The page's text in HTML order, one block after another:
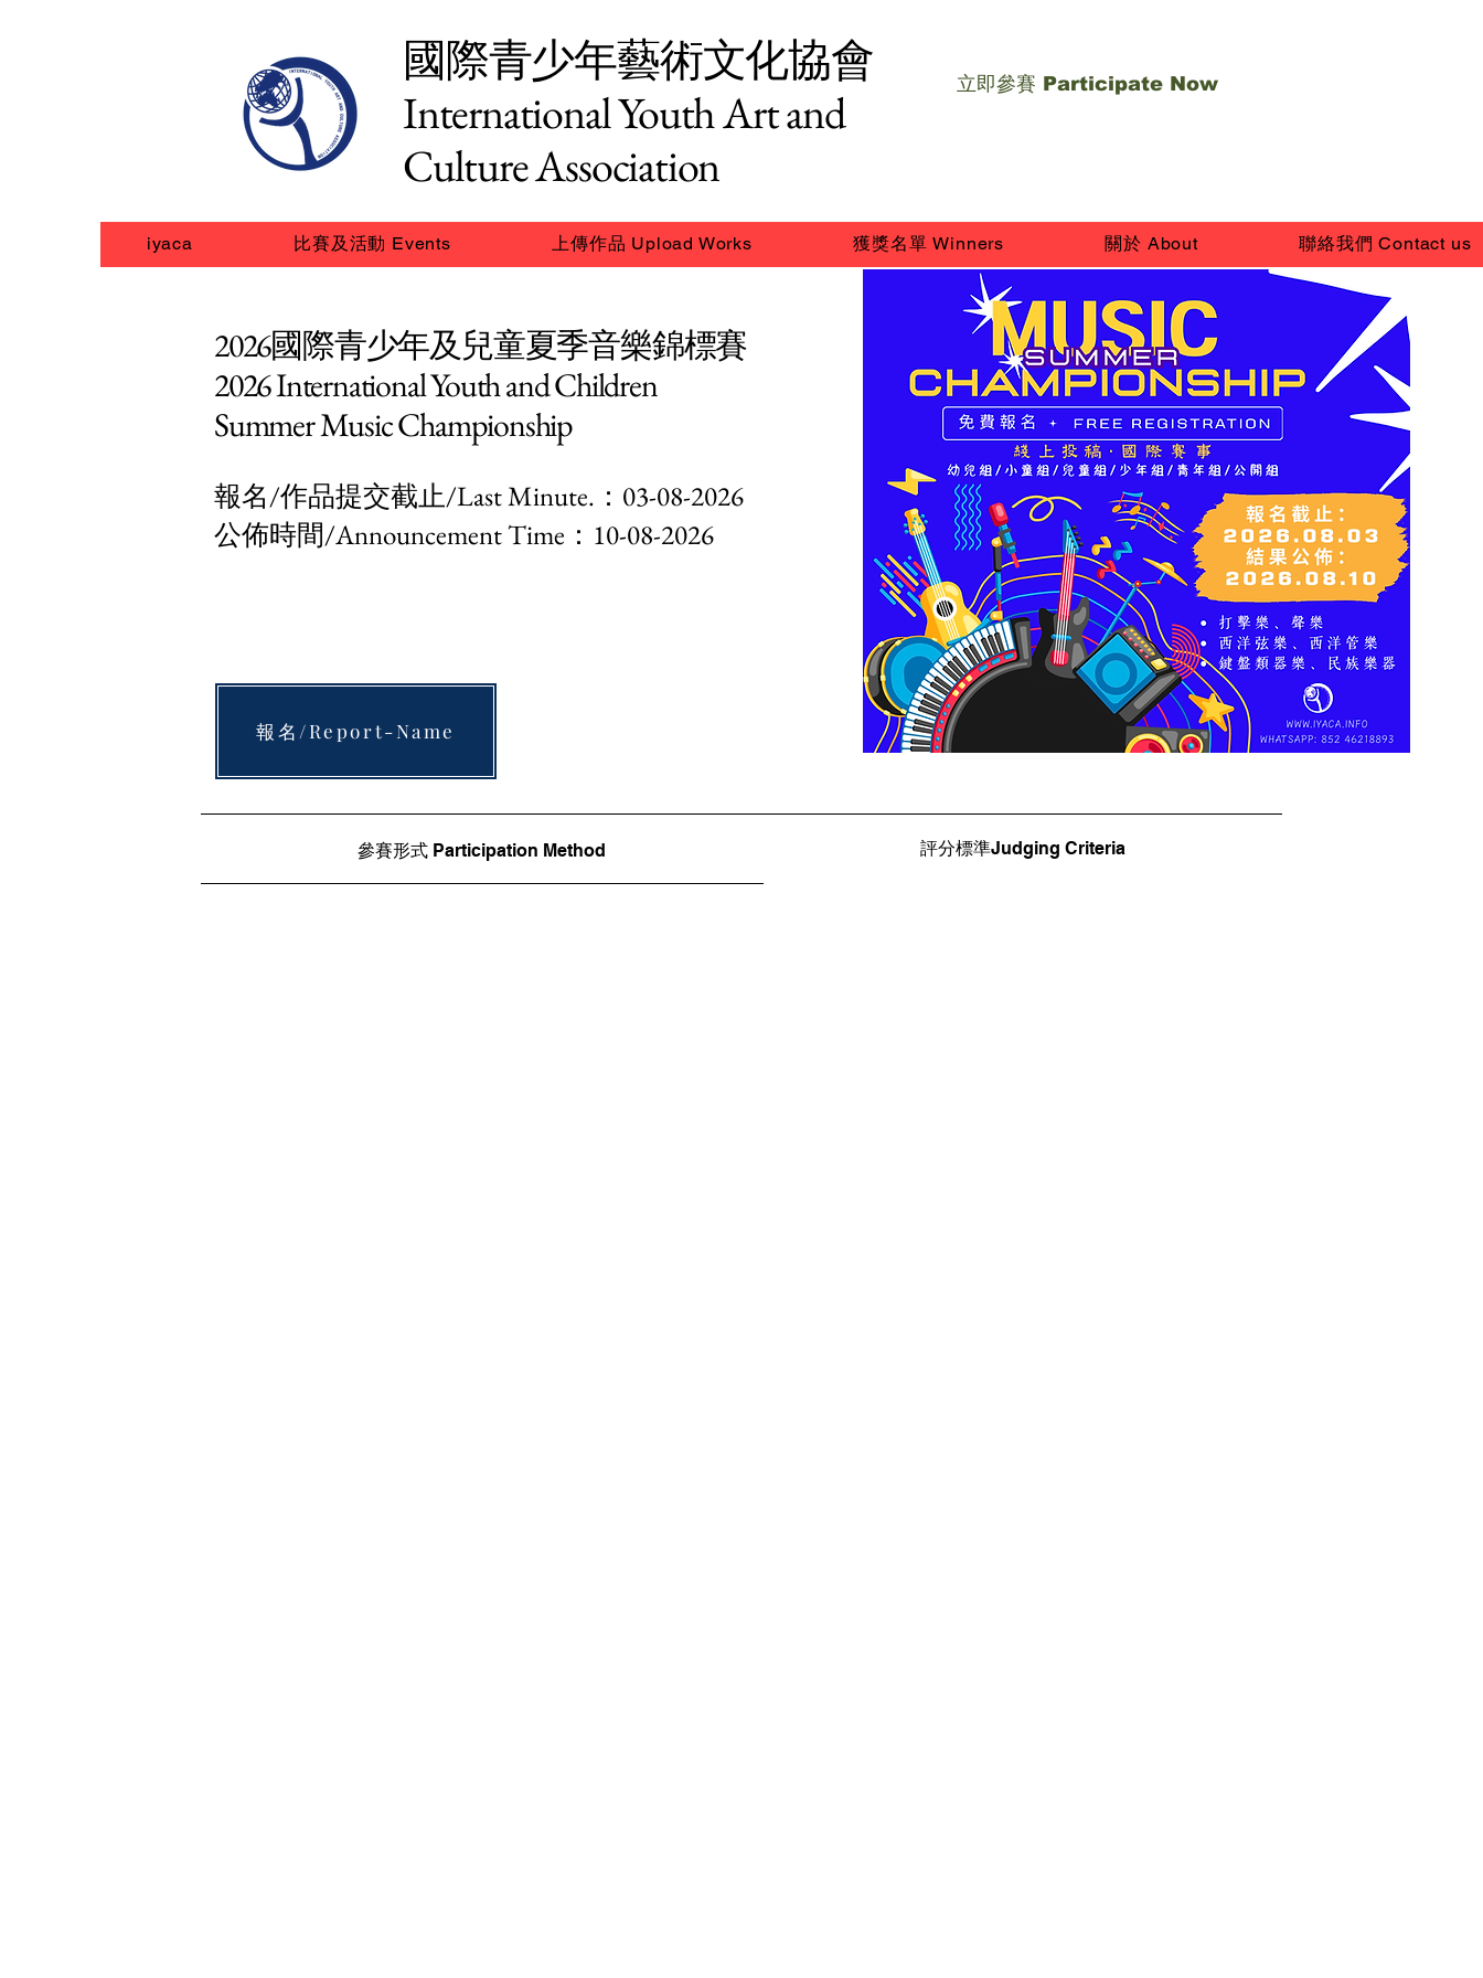
國際青少年藝術文化協會
International Youth Art and
Culture Association
立即參賽 Participate Now
iyaca 比賽及活動 Events 上傳作品 Upload Works 獲獎名單 Winners 關於 About 聯絡我們 Contact us
2026國際青少年及兒童夏季音樂錦標賽
2026 International Youth and Children
Summer Music Championship
報名/作品提交截止/Last Minute.：03-08-2026
公佈時間/Announcement Time：10-08-2026
報名/Report-Name
參賽形式 Participation Method 評分標準Judging Criteria